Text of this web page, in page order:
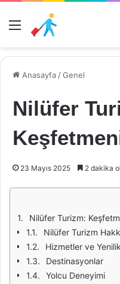
Menü
Anasayfa /Genel
Nilüfer
23 Mayıs 2025 2 dakika
Nilüfer Turizm:
Nilüfer Turizm
Hizmetler ve
Destinasyonlar
Yolcu Deneyimi